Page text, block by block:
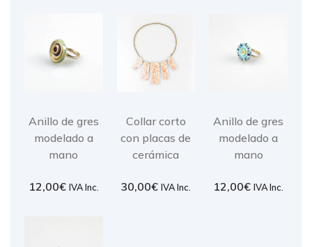
Anillo de gres
modelado a
mano
12,00€ IVA Inc.
Collar corto
con placas de
cerámica
30,00€ IVA Inc.
Anillo de gres
modelado a
mano
12,00€ IVA Inc.